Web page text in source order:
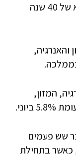
ומעל מדד יוני שעלה ב-9.4%. זהו שיא של 40 שנה
והאנרגיה,
המזון,
שש פעמים
כאשר בתחילת